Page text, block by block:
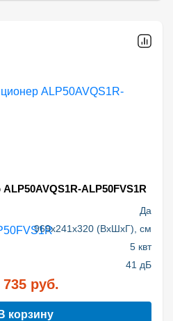
ALP50FVS1R
Да
969x241x320 (ВхШхГ), см
5 квт
41 дБ
735руб.
В корзину